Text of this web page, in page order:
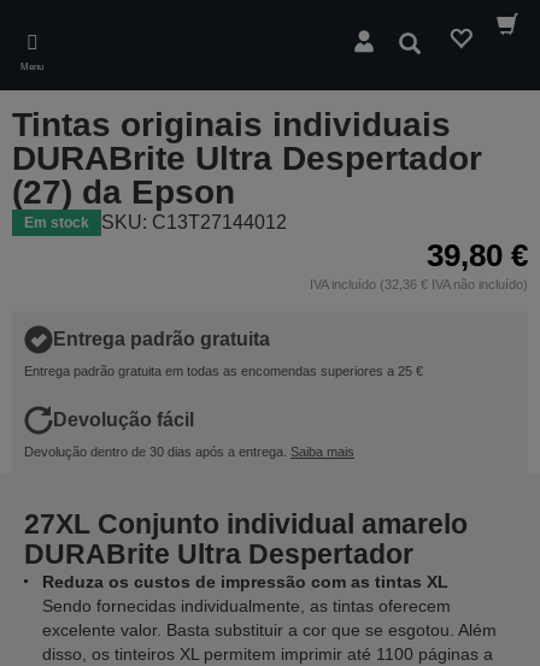
main
content
Menu
Pesquisar
Tintas originais individuais
DURABrite Ultra Despertador
(27) da Epson
Em stock SKU: C13T27144012
39,80 €
IVA incluído (32,36 € IVA não incluído)
Entrega padrão gratuita
Entrega padrão gratuita em todas as encomendas superiores a 25 €
Devolução fácil
Devolução dentro de 30 dias após a entrega. Saiba mais
27XL Conjunto individual amarelo
DURABrite Ultra Despertador
Reduza os custos de impressão com as tintas XL
Sendo fornecidas individualmente, as tintas oferecem
excelente valor. Basta substituir a cor que se esgotou. Além
disso, os tinteiros XL permitem imprimir até 1100 páginas a